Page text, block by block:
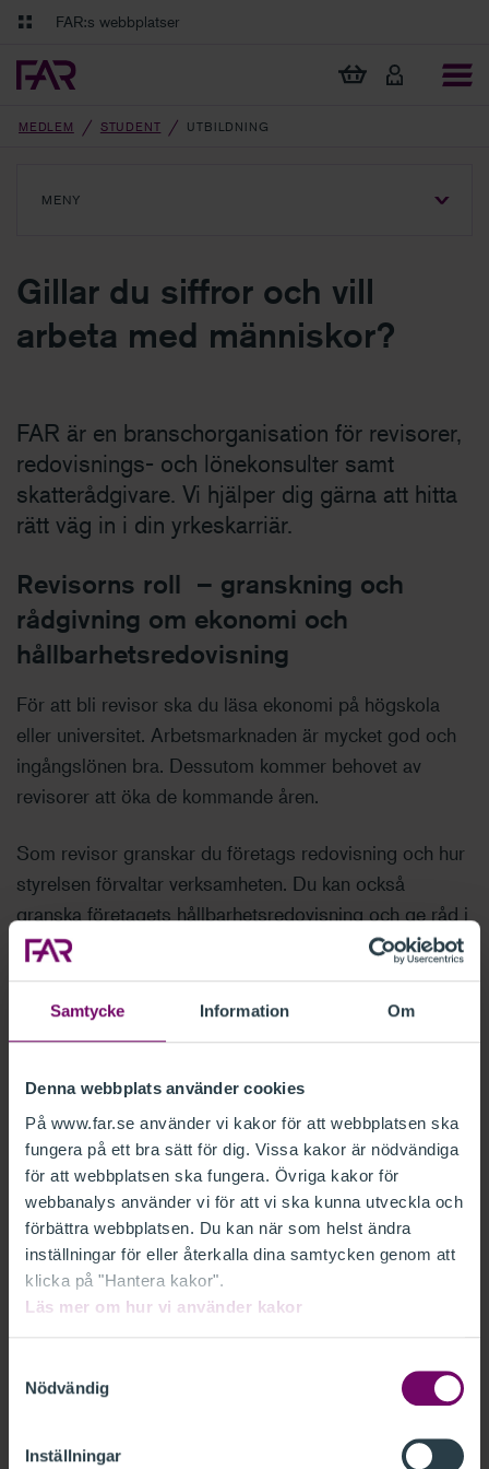
Samtycke Information Om
Denna webbplats använder cookies
På www.far.se använder vi kakor för att webbplatsen ska
fungera på ett bra sätt för dig. Vissa kakor är nödvändiga
för att webbplatsen ska fungera. Övriga kakor för
webbanalys använder vi för att vi ska kunna utveckla och
förbättra webbplatsen. Du kan när som helst ändra
inställningar för eller återkalla dina samtycken genom att
klicka på "Hantera kakor".
Läs mer om hur vi använder kakor
Nödvändig
Inställningar
Gå till innehåll
Gå till navigation
Ekonomiska regler på ett och samma ställe
Debatt och fördjupning i branschens frågor
FAR:s webbplatser
Visa min varukorg
MEDLEM STUDENT UTBILDNING
MENY
Gillar du siffror och vill
arbeta med människor?
FAR är en branschorganisation för revisorer,
redovisnings- och lönekonsulter samt
skatterådgivare. Vi hjälper dig gärna att hitta
rätt väg in i din yrkeskarriär.
Revisorns roll – granskning och
rådgivning om ekonomi och
hållbarhetsredovisning
För att bli revisor ska du läsa ekonomi på högskola
eller universitet. Arbetsmarknaden är mycket god och
ingångslönen bra. Dessutom kommer behovet av
revisorer att öka de kommande åren.
Som revisor granskar du företags redovisning och hur
styrelsen förvaltar verksamheten. Du kan också
granska företagets hållbarhetsredovisning och ge råd i
ekonomiska frågor.
Många karriärvägar inom redovisning
och lön
Vägarna till jobb inom redovisning och lön är många,
men att läsa ekonomi på gymnasiet är en bra början.
Studier på yrkeshögskola, högskola eller universitet är
ett sätt att skaffa sig bra förutsättningar för en trygg
anställning. Jobb finns det gott om och ingångslönen
är bra. Oavsett om du vill börja jobba efter gymnasiet
eller studera några år till är detta en framtidsbransch
som erbjuder många karriärvägar.
redovisningskonsult hjälper du inte bara dina kunder
jobbar också med digitala verktyg, IT-säkerhet och